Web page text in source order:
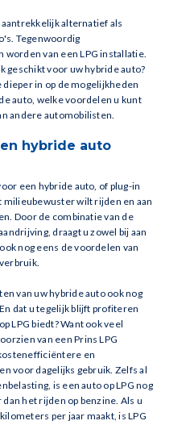
alternatief als
Tegenwoordig
worden van een LPG installatie.
geschikt voor uw hybride auto?
in op de mogelijkheden
auto, welke voordelen u kunt
andere automobilisten.
hybride auto
een hybride auto, of plug-in
milieubewuster wilt rijden en aan
Door de combinatie van de
draagt u zowel bij aan
nog eens de voordelen van
van uw hybride auto ook nog
dat u tegelijk blijft profiteren
LPG biedt? Want ook veel
van een Prins LPG
en
voor dagelijks gebruik. Zelfs al
is een auto op LPG nog
het rijden op benzine. Als u
per jaar maakt, is LPG